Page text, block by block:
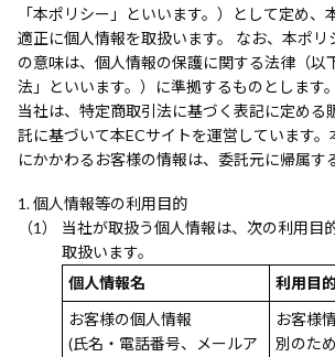
「本ポリシー」といいます。）として定め、
適正に個人情報を取扱います。 なお、本ポリ
の意味は、個人情報の保護に関する法律（以
法」といいます。）に準拠するものとします。
当社は、特定商取引法に基づく表記に定める
託に基づいて本ECサイトを運営しています。
にかかわるお客様の情報は、委託元に帰属す
個人情報等の利用目的
当社が取扱う個人情報は、次の利用目
取扱います。
個人情報名
利用目的
お客様の個人情報
(氏名・電話番号、メールア
お客様
別のため